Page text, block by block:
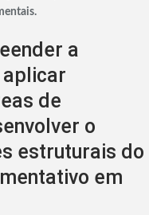
a
de
o
estruturais do
em